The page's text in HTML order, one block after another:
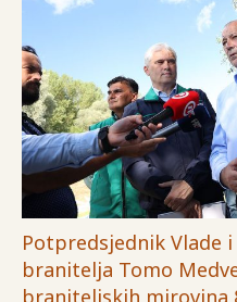
Potpredsjednik Vlade
branitelja Tomo
braniteljskih mirovina